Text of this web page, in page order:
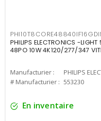
PHILIPS ELECTRONICS -
48PO 10W 4K120/277/347
Manufacturier :
PHILIPS
# Manufacturier : 553230
En inventaire